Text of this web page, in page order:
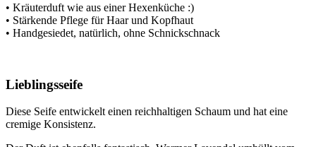
• Kräuterduft wie aus einer Hexenküche :)
• Stärkende Pflege für Haar und Kopfhaut
• Handgesiedet, natürlich, ohne Schnickschnack
Lieblingsseife
Diese Seife entwickelt einen reichhaltigen Schaum und hat eine
cremige Konsistenz.